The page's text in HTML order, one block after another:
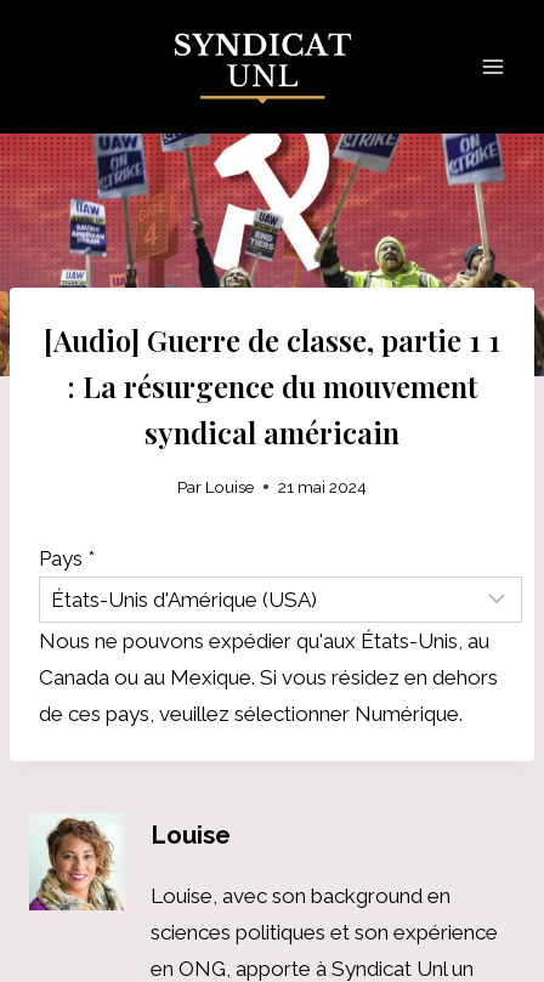
[Audio] Guerre de classe, partie 1 1
: La résurgence du mouvement
syndical américain
Par Louise 21 mai 2024
Pays *
Nous ne pouvons expédier qu'aux États-Unis, au
Canada ou au Mexique. Si vous résidez en dehors
de ces pays, veuillez sélectionner Numérique.
Louise
Louise, avec son background en
sciences politiques et son expérience
en ONG, apporte à Syndicat Unl un